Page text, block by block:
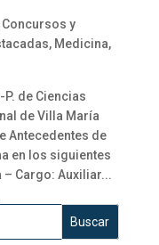
Concursos y
, Medicina,
de Ciencias
de Villa María
Antecedentes de
en los siguientes
Cargo: Auxiliar...